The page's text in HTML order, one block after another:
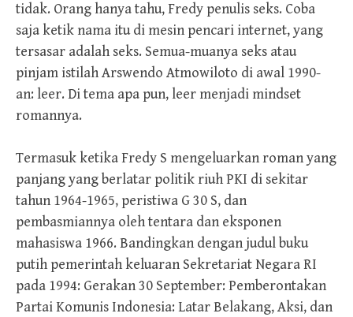
tidak. Orang hanya tahu, Fredy penulis seks. Coba
saja ketik nama itu di mesin pencari internet, yang
tersasar adalah seks. Semua-muanya seks atau
pinjam istilah Arswendo Atmowiloto di awal 1990-
an: leer. Di tema apa pun, leer menjadi mindset
romannya.
Termasuk ketika Fredy S mengeluarkan roman yang
panjang yang berlatar politik riuh PKI di sekitar
tahun 1964-1965, peristiwa G 30 S, dan
pembasmiannya oleh tentara dan eksponen
mahasiswa 1966. Bandingkan dengan judul buku
putih pemerintah keluaran Sekretariat Negara RI
pada 1994: Gerakan 30 September: Pemberontakan
Partai Komunis Indonesia: Latar Belakang, Aksi, dan